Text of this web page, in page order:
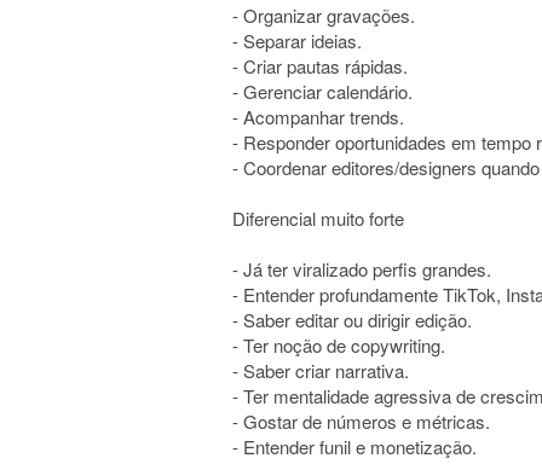
- Organizar gravações.
- Separar ideias.
- Criar pautas rápidas.
- Gerenciar calendário.
- Acompanhar trends.
- Responder oportunidades em tempo
- Coordenar editores/designers
Diferencial muito forte
- Já ter viralizado perfis grandes.
- Entender profundamente TikTok,
- Saber editar ou dirigir edição.
- Ter noção de copywriting.
- Saber criar narrativa.
- Ter mentalidade agressiva de
- Gostar de números e métricas.
- Entender funil e monetização.